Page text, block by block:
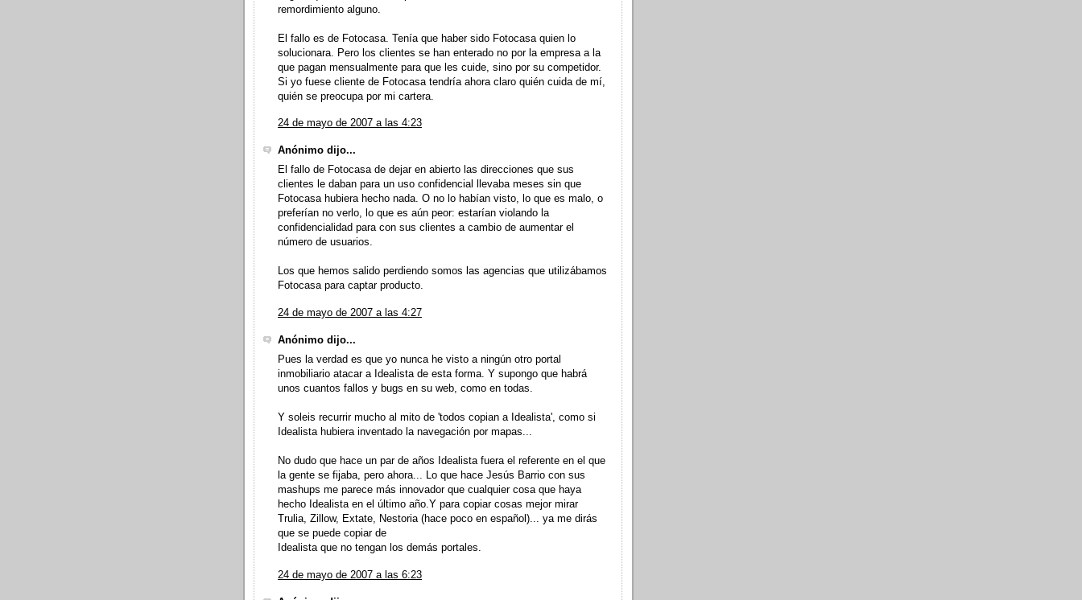
remordimiento alguno.
El fallo es de Fotocasa. Tenía que haber sido Fotocasa quien lo
solucionara. Pero los clientes se han enterado no por la empresa a la
que pagan mensualmente para que les cuide, sino por su competidor.
Si yo fuese cliente de Fotocasa tendría ahora claro quién cuida de mí,
quién se preocupa por mi cartera.
24 de mayo de 2007 a las 4:23
Anónimo dijo...
El fallo de Fotocasa de dejar en abierto las direcciones que sus
clientes le daban para un uso confidencial llevaba meses sin que
Fotocasa hubiera hecho nada. O no lo habían visto, lo que es malo, o
preferían no verlo, lo que es aún peor: estarían violando la
confidencialidad para con sus clientes a cambio de aumentar el
número de usuarios.
Los que hemos salido perdiendo somos las agencias que utilizábamos
Fotocasa para captar producto.
24 de mayo de 2007 a las 4:27
Anónimo dijo...
Pues la verdad es que yo nunca he visto a ningún otro portal
inmobiliario atacar a Idealista de esta forma. Y supongo que habrá
unos cuantos fallos y bugs en su web, como en todas.
Y soleis recurrir mucho al mito de 'todos copian a Idealista', como si
Idealista hubiera inventado la navegación por mapas...
No dudo que hace un par de años Idealista fuera el referente en el que
la gente se fijaba, pero ahora... Lo que hace Jesús Barrio con sus
mashups me parece más innovador que cualquier cosa que haya
hecho Idealista en el último año.Y para copiar cosas mejor mirar
Trulia, Zillow, Extate, Nestoria (hace poco en español)... ya me dirás
que se puede copiar de
Idealista que no tengan los demás portales.
24 de mayo de 2007 a las 6:23